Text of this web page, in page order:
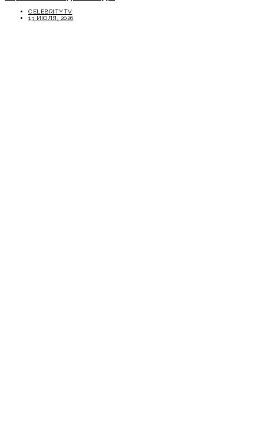
CELEBRITYTV
13 ИЮЛЯ, 2026